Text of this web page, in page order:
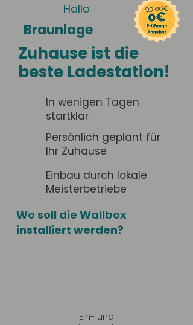
Hallo
Braunlage
Zuhause ist die
beste Ladestation!
In wenigen Tagen
startklar
Persönlich geplant für
Ihr Zuhause
Einbau durch lokale
Meisterbetriebe
Wo soll die Wallbox
installiert werden?
Ein- und